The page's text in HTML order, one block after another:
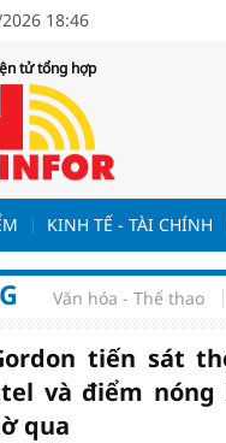
18:46
tử tổng hợp
KINH TẾ - TÀI CHÍNH
Văn hóa - Thể thao
tiến sát
và điểm nóng
qua